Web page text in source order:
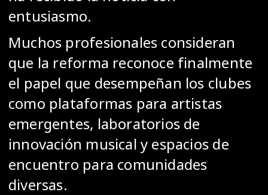
entusiasmo.
Muchos profesionales consideran
que la reforma reconoce finalmente
el papel que desempeñan los clubes
como plataformas para artistas
emergentes, laboratorios de
innovación musical y espacios de
encuentro para comunidades
diversas.